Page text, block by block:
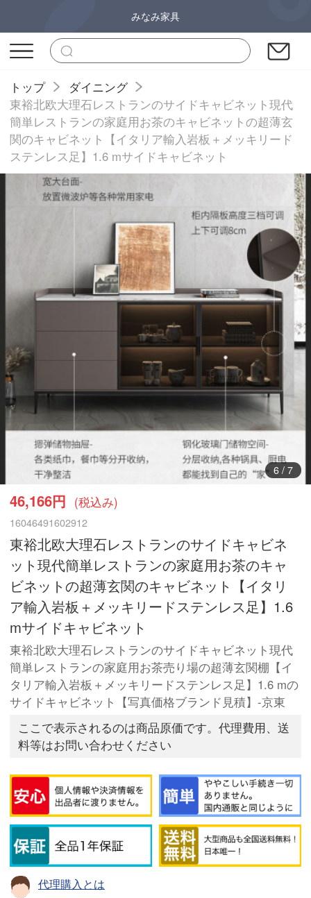
みなみ家具
トップ
ダイニング
東裕北欧大理石レストランのサイドキャビネット現代
簡単レストランの家庭用お茶のキャビネットの超薄玄
関のキャビネット【イタリア輸入岩板＋メッキリード
ステンレス足】1.6 mサイドキャビネット
7/ 7
46,166円 (税込み)
16046491602912
東裕北欧大理石レストランのサイドキャビネ
ット現代簡単レストランの家庭用お茶のキャ
ビネットの超薄玄関のキャビネット【イタリ
ア輸入岩板＋メッキリードステンレス足】1.6
mサイドキャビネット
東裕北欧大理石レストランのサイドキャビネット現代
簡単レストランの家庭用お茶売り場の超薄玄関棚【イ
タリア輸入岩板＋メッキリードステンレス足】1.6 mの
サイドキャビネット【写真価格ブランド見積】-京東
ここで表示されるのは商品原価です。代理費用、送
料等はお問い合わせください
代理購入とは